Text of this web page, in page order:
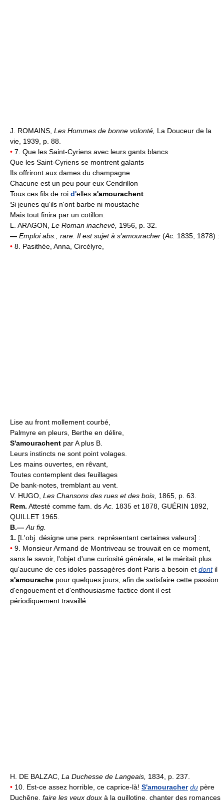
J. ROMAINS, Les Hommes de bonne volonté, La Douceur de la
vie, 1939, p. 88.
• 7. Que les Saint-Cyriens avec leurs gants blancs
Que les Saint-Cyriens se montrent galants
Ils offriront aux dames du champagne
Chacune est un peu pour eux Cendrillon
Tous ces fils de roi d'elles s'amourachent
Si jeunes qu'ils n'ont barbe ni moustache
Mais tout finira par un cotillon.
L. ARAGON, Le Roman inachevé, 1956, p. 32.
— Emploi abs., rare. Il est sujet à s'amouracher (Ac. 1835, 1878) :
• 8. Pasithée, Anna, Circélyre,
Lise au front mollement courbé,
Palmyre en pleurs, Berthe en délire,
S'amourachent par A plus B.
Leurs instincts ne sont point volages.
Les mains ouvertes, en rêvant,
Toutes contemplent des feuillages
De bank-notes, tremblant au vent.
V. HUGO, Les Chansons des rues et des bois, 1865, p. 63.
Rem. Attesté comme fam. ds Ac. 1835 et 1878, GUÉRIN 1892,
QUILLET 1965.
B.— Au fig.
1. [L'obj. désigne une pers. représentant certaines valeurs] :
• 9. Monsieur Armand de Montriveau se trouvait en ce moment,
sans le savoir, l'objet d'une curiosité générale, et le méritait plus
qu'aucune de ces idoles passagères dont Paris a besoin et dontil
s'amourache pour quelques jours, afin de satisfaire cette passion
d'engouement et d'enthousiasme factice dont il est
périodiquement travaillé.
H. DE BALZAC, La Duchesse de Langeais, 1834, p. 237.
• 10. Est-ce assez horrible, ce caprice-là! S'amouracher du père
Duchêne, faire les yeux doux à la guillotine, chanter des romances